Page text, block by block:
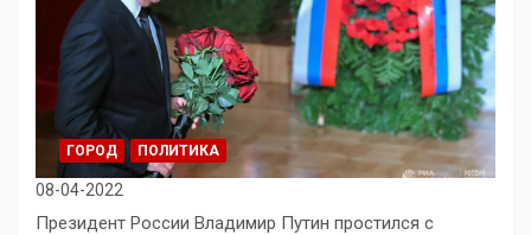
ГОРОД ПОЛИТИКА
08-04-2022
Президент России Владимир Путин простился с